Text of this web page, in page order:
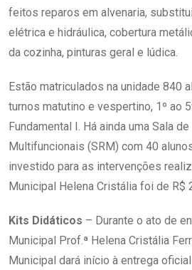
feitos reparos em alvenaria,
elétrica e hidráulica, cobertura
da cozinha, pinturas geral e lúdica.
Estão matriculados na unidade 840
turnos matutino e vespertino, 1º ao
Fundamental I. Há ainda uma Sala
Multifuncionais (SRM) com 40
investido para as intervenções
Municipal Helena Cristália foi de R$
Kits Didáticos – Durante o ato de
Municipal Prof.ª Helena Cristália
Municipal dará início à entrega